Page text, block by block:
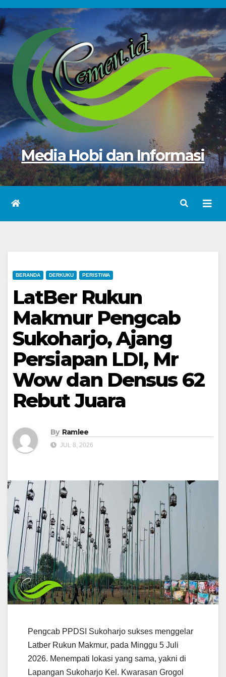
Skip
to
content
Media Hobi dan Informasi
BERANDA DERKUKU PERISTIWA
LatBer Rukun
Makmur Pengcab
Sukoharjo, Ajang
Persiapan LDI, Mr
Wow dan Densus 62
Rebut Juara
By Ramlee
JUL 8, 2026
Pengcab PPDSI Sukoharjo sukses menggelar
Latber Rukun Makmur, pada Minggu 5 Juli
2026. Menempati lokasi yang sama, yakni di
Lapangan Sukoharjo Kel. Kwarasan Grogol